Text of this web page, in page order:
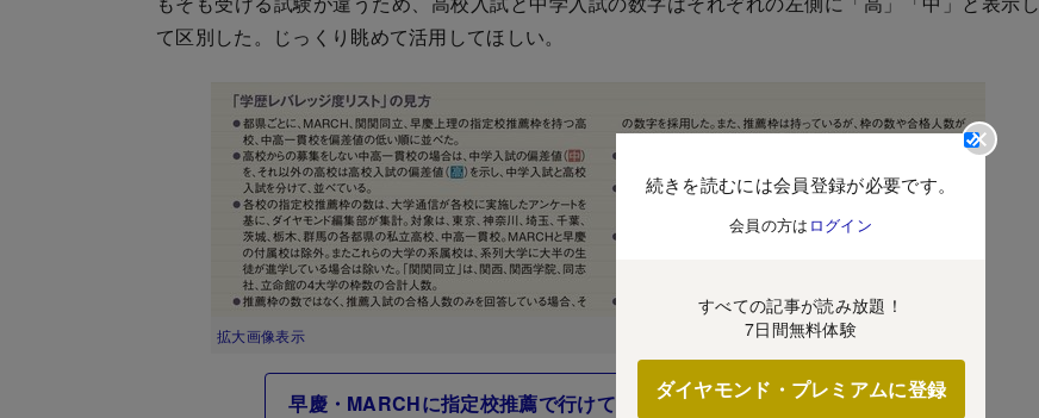
て区別した。じっくり眺めて活用してほしい。
拡大画像表示
早慶・MARCHに指定校推薦で行けて入学しやすい高校リストはこちら
続きを読むには会員登録が必要です。
会員の方は ログイン
すべての記事が読み放題！
7日間無料体験
ダイヤモンド・プレミアムに登録